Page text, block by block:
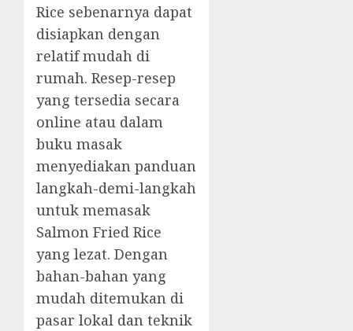
Rice sebenarnya dapat
disiapkan dengan
relatif mudah di
rumah. Resep-resep
yang tersedia secara
online atau dalam
buku masak
menyediakan panduan
langkah-demi-langkah
untuk memasak
Salmon Fried Rice
yang lezat. Dengan
bahan-bahan yang
mudah ditemukan di
pasar lokal dan teknik